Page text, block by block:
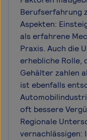
Berufserfahrung
Aspekten:
als erfahrene
Praxis. Auch die
erhebliche Rolle,
Gehälter zahlen
ist ebenfalls
oft bessere
Regionale
vernachlässigen: